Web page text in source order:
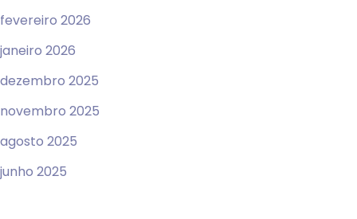
fevereiro 2026
janeiro 2026
dezembro 2025
novembro 2025
agosto 2025
junho 2025